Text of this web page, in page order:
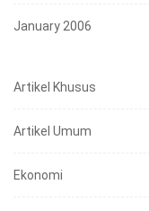
January 2006
Artikel Khusus
Artikel Umum
Ekonomi